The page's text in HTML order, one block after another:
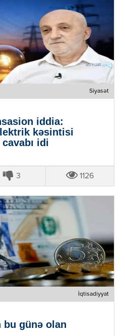
Siyasət
iddia:
kəsintisi
idi
3 1126
İqtisadiyyat
bu günə olan